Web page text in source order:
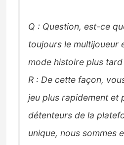
Q : Question, est-ce
toujours le multijoueur
mode histoire plus tard
R : De cette façon,
jeu plus rapidement et
détenteurs de la
unique, nous sommes